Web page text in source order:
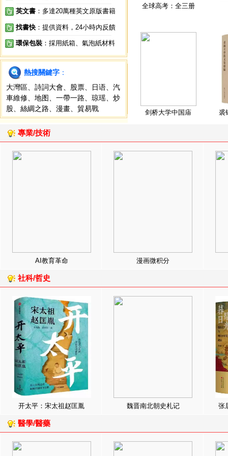
英文書 ：多達20萬種英文原版書籍
找書快 ：提供資料，24小時內反饋
環保包裝 ：採用紙箱、氣泡紙材料
熱搜關鍵字 ：
大灣區
詩詞大會 股票 日语
汽
車維修
地图 一帶一路 琼瑶
炒
股
絲綢之路 漫畫 貿易戰
全球高考：全三册
剑桥大学中国庙 裘
專業/技術
AI教育革命 漫画微积分
社科/哲史
开太平：宋太祖赵匡胤 魏晋南北朝史札记 张
醫學/醫藥